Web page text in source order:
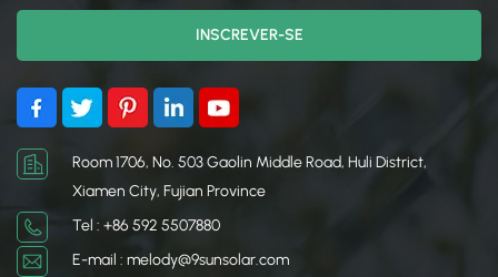
Room 1706, No. 503 Gaolin Middle Road, Huli District,
Xiamen City, Fujian Province
Tel : +86 592 5507880
E-mail : melody@9sunsolar.com